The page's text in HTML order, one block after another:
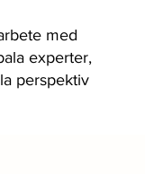
med
experter,
perspektiv